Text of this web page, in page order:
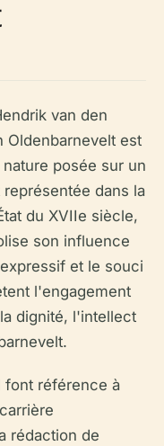
van den
Oldenbarnevelt est
posée sur un
dans la
du XVIIe siècle,
son influence
et le souci
l'engagement
dignité, l'intellect
font référence à
rédaction de